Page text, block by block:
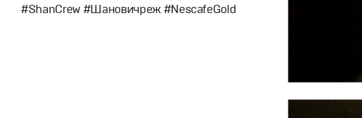
#ShanCrew #Шановичреж #NescafeGold